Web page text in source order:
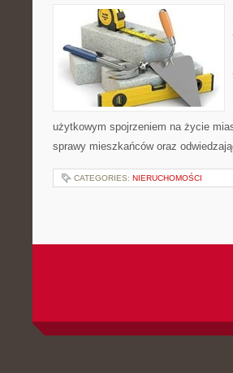
użytkowym spojrzeniem na życie
sprawy mieszkańców oraz
CATEGORIES: NIERUCHOMOŚCI